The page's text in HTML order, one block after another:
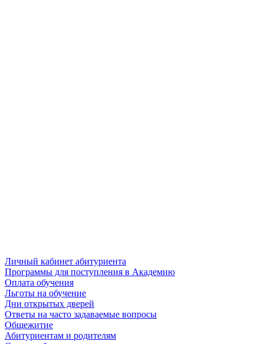
Личный кабинет абитуриента
Программы для поступления в Академию
Оплата обучения
Льготы на обучение
Дни открытых дверей
Ответы на часто задаваемые вопросы
Общежитие
Абитуриентам и родителям